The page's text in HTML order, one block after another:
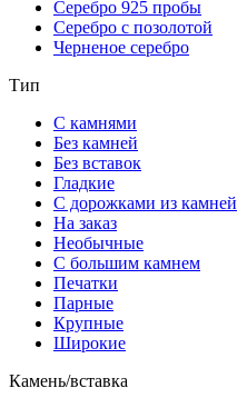
Серебро 925 пробы
Серебро с позолотой
Черненое серебро
Тип
С камнями
Без камней
Без вставок
Гладкие
С дорожками из камней
На заказ
Необычные
С большим камнем
Печатки
Парные
Крупные
Широкие
Камень/вставка